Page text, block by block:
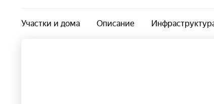
Участки и дома Описание